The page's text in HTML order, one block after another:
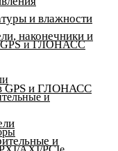
GPS и ГЛОНАСС
и
и влажности
наконечники и
GPS и ГЛОНАСС
и